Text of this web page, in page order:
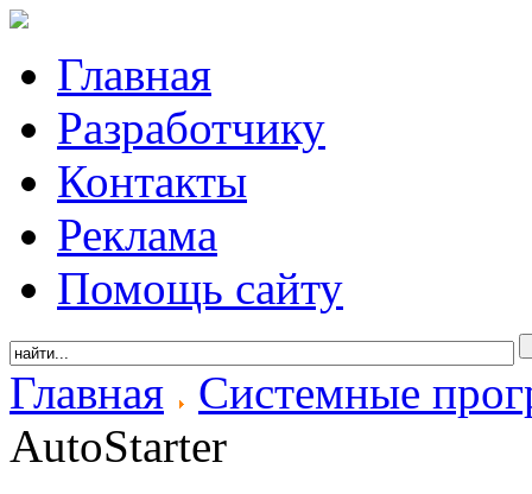
Главная
Разработчику
Контакты
Реклама
Помощь сайту
Главная
Системные
AutoStarter